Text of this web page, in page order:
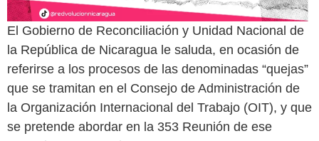
El Gobierno de Reconciliación y Unidad Nacional de
la República de Nicaragua le saluda, en ocasión de
referirse a los procesos de las denominadas “quejas”
que se tramitan en el Consejo de Administración de
la Organización Internacional del Trabajo (OIT), y que
se pretende abordar en la 353 Reunión de ese